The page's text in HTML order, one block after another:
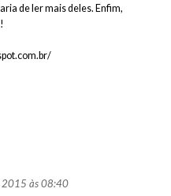
de ler mais deles. Enfim,
2015 às 08:40